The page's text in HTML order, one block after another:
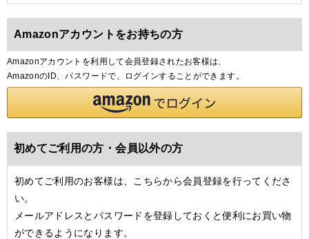
Amazonアカウントをお持ちの方
Amazonアカウントを利用して会員登録されたお客様は、
AmazonのID、パスワードで、ログインすることができます。
初めてご利用の方・会員以外の方
初めてご利用のお客様は、こちらから会員登録を行ってくださ
い。
メールアドレスとパスワードを登録しておくと便利にお買い物
ができるようになります。